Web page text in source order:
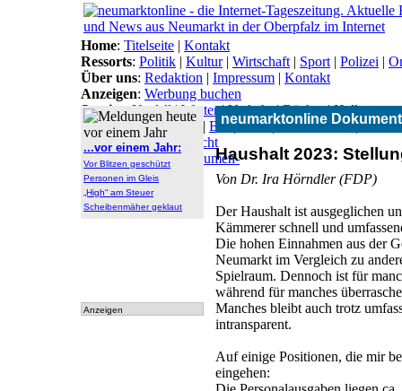
neumarktonline
Haushalt 2023:
Von Dr. Ira Hörndler (FDP)
Der Haushalt ist ausgeglichen
Kämmerer schnell und
Die hohen Einnahmen aus der
Neumarkt im Vergleich zu
Spielraum. Dennoch ist für
während für manches
Manches bleibt auch trotz
intransparent.
Auf einige Positionen, die mir
eingehen:
...vor einem Jahr:
Vor Blitzen geschützt
Personen im Gleis
„High“ am Steuer
Scheibenmäher geklaut
Anzeigen
Home: Titelseite | Kontakt
Ressorts: Politik | Kultur| Wirtschaft | Sport | Polizei |
Über uns: Redaktion | Impressum | Kontakt
Anzeigen: Werbung buchen
Service: Notfall | Wetter|Verkehr|Bücher|Hallo
Themen:Arbeitsamt | BN|CSU|Freie Wähler|
Lokal-Links:Übersicht
Archiv:Archiv|Dokumen-
tationen